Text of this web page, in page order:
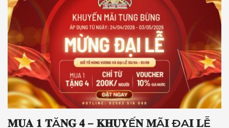
𝐌𝐔𝐀 𝟏 𝐓Ặ𝐍𝐆 𝟒 – 𝐊𝐇𝐔𝐘Ế𝐍 𝐌Ã𝐈 ĐẠ𝐈 𝐋Ễ